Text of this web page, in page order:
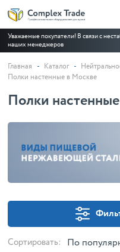
Уважаемые покупатели!В связи с
наших менеджеров
Главная Каталог
Полки настенные в Москве
Полки
Сортировать: По